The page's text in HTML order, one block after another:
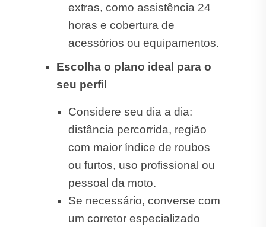
extras, como assistência 24
horas e cobertura de
acessórios ou equipamentos.
Escolha o plano ideal para o
seu perfil
Considere seu dia a dia:
distância percorrida, região
com maior índice de roubos
ou furtos, uso profissional ou
pessoal da moto.
Se necessário, converse com
um corretor especializado